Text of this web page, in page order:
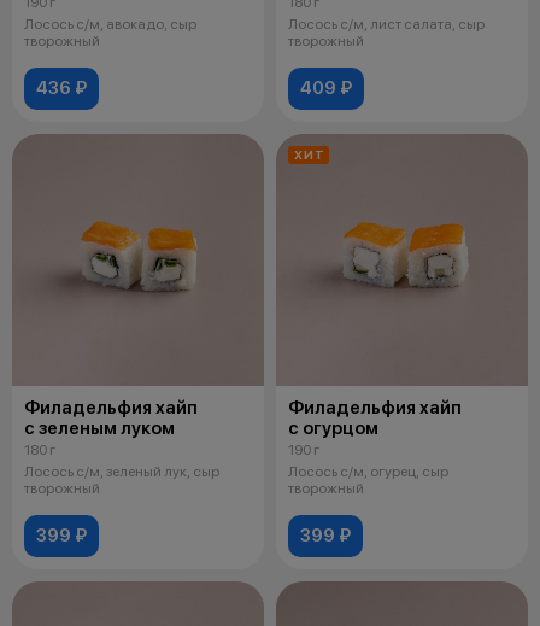
Лосось с/м, авокадо, сыр
творожный
436 ₽
Лосось с/м, лист салата, сыр
творожный
409 ₽
Филадельфия хайп
с зеленым луком
180 г
Лосось с/м, зеленый лук, сыр
творожный
399 ₽
ХИТ
Филадельфия хайп
с огурцом
190 г
Лосось с/м, огурец, сыр
творожный
399 ₽